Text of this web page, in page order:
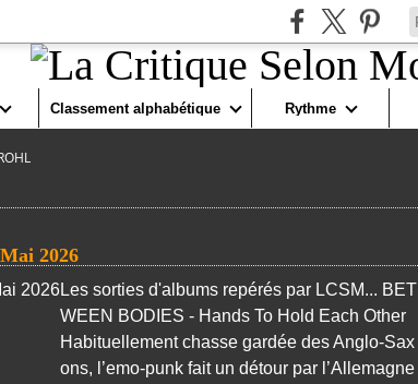
Classement alphabétique Rythme
2026
Les sorties d'albums repérés par LCSM... BET
WEEN BODIES - Hands To Hold Each Other
Habituellement chasse gardée des Anglo-Sax
ons, l’emo-punk fait un détour par l’Allemagne